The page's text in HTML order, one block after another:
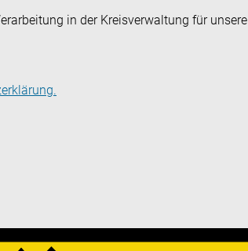
in der Kreisverwaltung für